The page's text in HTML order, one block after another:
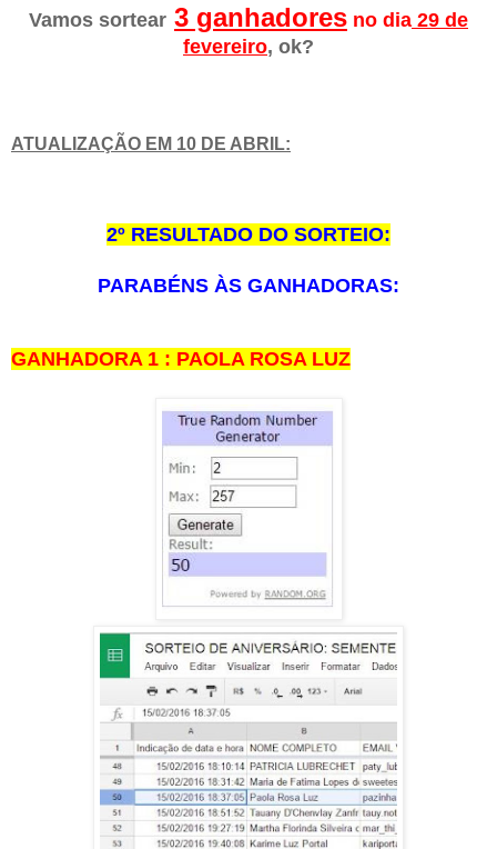
Vamos sortear 3 ganhadores no dia 29 de
fevereiro, ok?
ATUALIZAÇÃO EM 10 DE ABRIL:
2º RESULTADO DO SORTEIO:
PARABÉNS ÀS GANHADORAS:
GANHADORA 1 : PAOLA ROSA LUZ